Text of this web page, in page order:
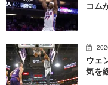
コム
ウェ
気を